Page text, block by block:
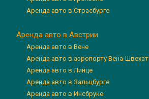
Аренда авто в Страсбурге
Аренда авто в Австрии
Аренда авто в Вене
Аренда авто в аэропорту Вена-Швехат
Аренда авто в Линце
Аренда авто в Зальцбурге
Аренда авто в Инсбруке